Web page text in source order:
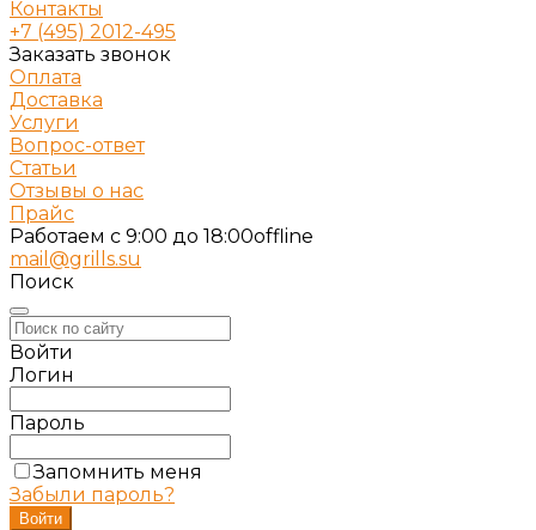
Контакты
+7 (495) 2012-495
Заказать звонок
Оплата
Доставка
Услуги
Вопрос-ответ
Статьи
Отзывы о нас
Прайс
Работаем c 9:00 до 18:00offline
mail@grills.su
Поиск
Войти
Логин
Пароль
Запомнить меня
Забыли пароль?